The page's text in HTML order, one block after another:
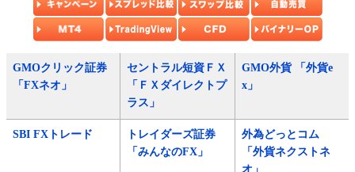
GMOクリック証券
「FXネオ」
セントラル短資ＦＸ
「ＦＸダイレクトプ
ラス」
GMO外貨 「外貨e
x」
SBI FXトレード
トレイダーズ証券
「みんなのFX」
外為どっとコム
「外貨ネクストネ
オ」